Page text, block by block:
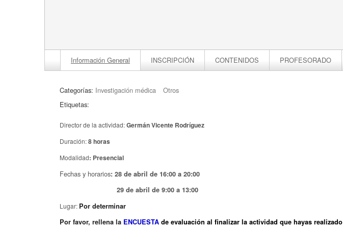
Información General INSCRIPCIÓN CONTENIDOS PROFESORADO
Categorías: Investigación médica
Otros
Etiquetas:
Director de la actividad:Germán Vicente Rodríguez
Duración:8 horas
Modalidad: Presencial
Fechas y horarios: 28 de abril de 16:00 a 20:00
29 de abril de 9:00 a 13:00
Lugar: Por determinar
Por favor, rellena la ENCUESTA de evaluación al finalizar la actividad que hayas realizado